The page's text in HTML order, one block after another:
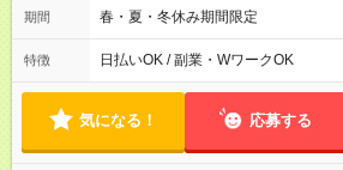
後帯 14:00-18:00 〇夜帯 18:00-22:00
ます♪
期間 春・夏・冬休み期間限定
特徴 日払いOK / 副業・WワークOK
気になる！ 応募する